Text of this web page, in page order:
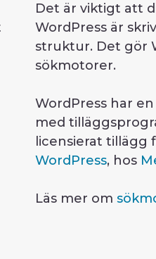
Det är viktigt att
WordPress är
struktur. Det gör
sökmotorer.
WordPress har
med
licensierat tillägg
WordPress, hos
Läs mer om